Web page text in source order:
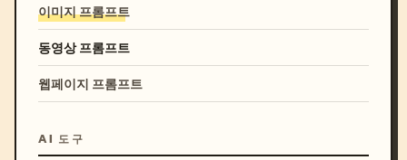
이미지 프롬프트
동영상 프롬프트
웹페이지 프롬프트
AI 도구